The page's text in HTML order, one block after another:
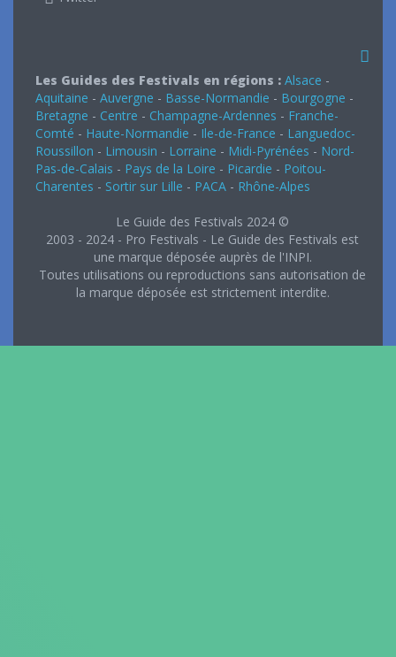
Les Guides des Festivals en régions : Alsace -
Aquitaine - Auvergne - Basse-Normandie - Bourgogne -
Bretagne - Centre - Champagne-Ardennes - Franche-
Comté - Haute-Normandie - Ile-de-France - Languedoc-
Roussillon - Limousin - Lorraine - Midi-Pyrénées - Nord-
Pas-de-Calais - Pays de la Loire - Picardie - Poitou-
Charentes - Sortir sur Lille - PACA - Rhône-Alpes
Le Guide des Festivals 2024 ©
2003 - 2024 - Pro Festivals - Le Guide des Festivals est
une marque déposée auprès de l'INPI.
Toutes utilisations ou reproductions sans autorisation de
la marque déposée est strictement interdite.